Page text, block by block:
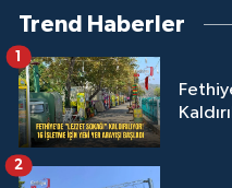
Trend Haberler
1
2